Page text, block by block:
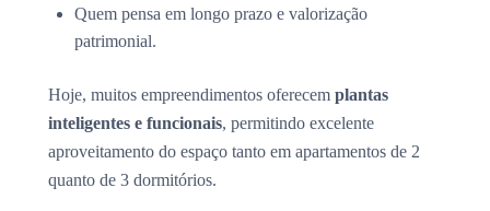
Quem pensa em longo prazo e valorização
patrimonial.
Hoje, muitos empreendimentos oferecem plantas
inteligentes e funcionais, permitindo excelente
aproveitamento do espaço tanto em apartamentos de 2
quanto de 3 dormitórios.